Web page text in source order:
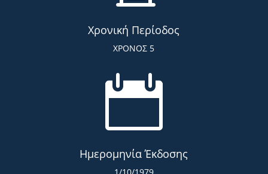
Χρονική Περίοδος
ΧΡΟΝΟΣ 5

Ημερομηνία Έκδοσης